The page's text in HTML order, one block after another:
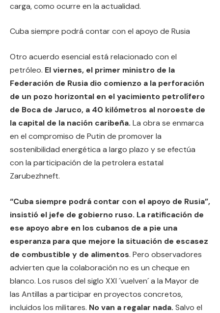
carga, como ocurre en la actualidad.
Cuba siempre podrá contar con el apoyo de Rusia
Otro acuerdo esencial está relacionado con el
petróleo. El viernes, el primer ministro de la
Federación de Rusia dio comienzo a la perforación
de un pozo horizontal en el yacimiento petrolífero
de Boca de Jaruco, a 40 kilómetros al noroeste de
la capital de la nación caribeña. La obra se enmarca
en el compromiso de Putin de promover la
sostenibilidad energética a largo plazo y se efectúa
con la participación de la petrolera estatal
Zarubezhneft.
“Cuba siempre podrá contar con el apoyo de Rusia”,
insistió el jefe de gobierno ruso. La ratificación de
ese apoyo abre en los cubanos de a pie una
esperanza para que mejore la situación de escasez
de combustible y de alimentos. Pero observadores
advierten que la colaboración no es un cheque en
blanco. Los rusos del siglo XXI ´vuelven´ a la Mayor de
las Antillas a participar en proyectos concretos,
incluidos los militares. No van a regalar nada. Salvo el